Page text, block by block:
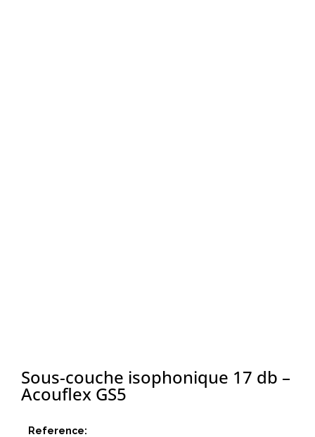
Sous-couche isophonique 17 db –
Acouflex GS5
Reference: